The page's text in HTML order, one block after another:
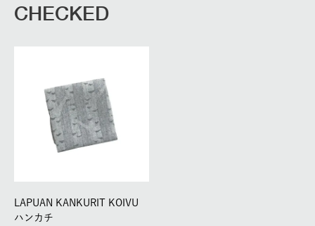
CHECKED
LAPUAN KANKURIT KOIVU
ハンカチ